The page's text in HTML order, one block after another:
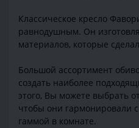
Классическое кресло
равнодушным. Он
материалов, которые
Большой ассортимент
создать наиболее
этого, Вы можете выбрать
чтобы они гармонировали
гаммой в комнате.